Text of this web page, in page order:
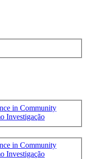
in Community
Investigação
in Community
Investigação